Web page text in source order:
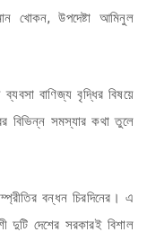
খোকন, উপদেষ্টা আমিনুল
বাণিজ্য বৃদ্ধির বিষয়ে
বিভিন্ন সমস্যার কথা তুলে
বন্ধন চিরদিনের। এ
দুটি দেশের সরকারই বিশাল